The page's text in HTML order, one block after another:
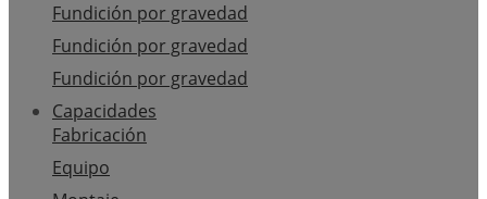
Fundición por gravedad
Fundición por gravedad
Fundición por gravedad
Capacidades
Fabricación
Equipo